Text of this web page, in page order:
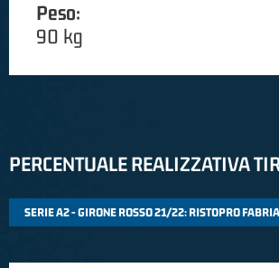
Peso:
90 kg
PERCENTUALE REALIZZATIVA